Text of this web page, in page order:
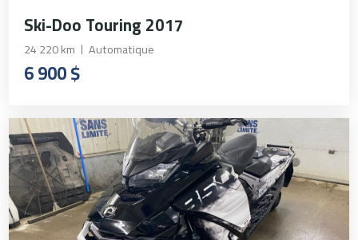
Ski-Doo Touring 2017
24 220 km Automatique
6 900 $